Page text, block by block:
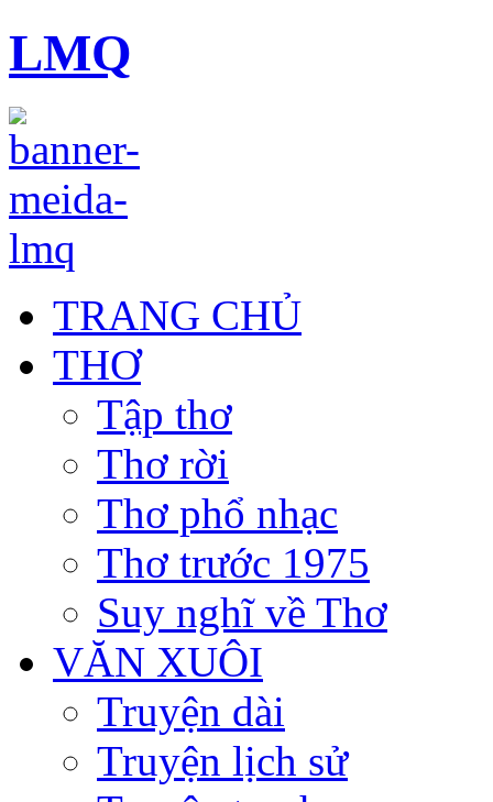
LMQ
TRANG CHỦ
THƠ
Tập thơ
Thơ rời
Thơ phổ nhạc
Thơ trước 1975
Suy nghĩ về Thơ
VĂN XUÔI
Truyện dài
Truyện lịch sử